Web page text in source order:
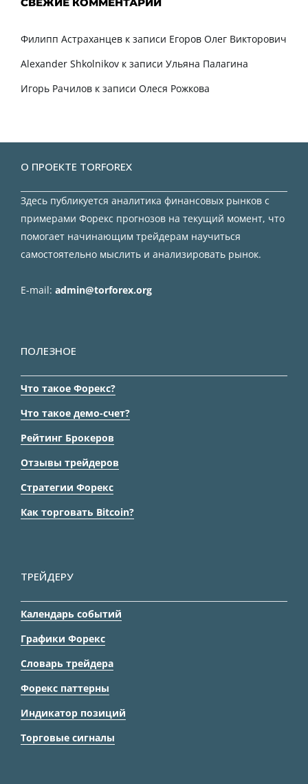
СВЕЖИЕ КОММЕНТАРИИ
Филипп Астраханцев к записи Егоров Олег Викторович
Alexander Shkolnikov к записи Ульяна Палагина
Игорь Рачилов к записи Олеся Рожкова
О ПРОЕКТЕ TORFOREX
Здесь публикуется аналитика финансовых рынков с
примерами Форекс прогнозов на текущий момент, что
помогает начинающим трейдерам научиться
самостоятельно мыслить и анализировать рынок.
E-mail: admin@torforex.org
ПОЛЕЗНОЕ
Что такое Форекс?
Что такое демо-счет?
Рейтинг Брокеров
Отзывы трейдеров
Стратегии Форекс
Как торговать Bitcoin?
ТРЕЙДЕРУ
Календарь событий
Графики Форекс
Словарь трейдера
Форекс паттерны
Индикатор позиций
Торговые сигналы